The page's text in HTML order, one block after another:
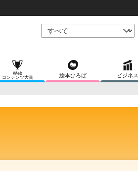
Web
コンテンツ大賞
絵本ひろば ビジネス